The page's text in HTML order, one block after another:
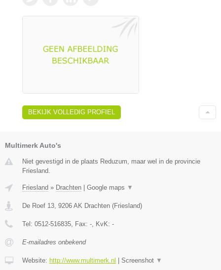
BEKIJK VOLLEDIG PROFIEL
Multimerk Auto's
Niet gevestigd in de plaats Reduzum, maar wel in de provincie
Friesland.
Friesland » Drachten Google maps ▼
De Roef 13, 9206 AK Drachten (Friesland)
Tel: 0512-516835, Fax: -, KvK: -
E-mailadres onbekend
Website: http://www.multimerk.nl Screenshot ▼